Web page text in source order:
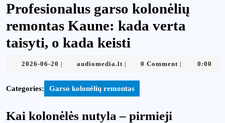
Profesionalus garso kolonėlių
remontas Kaune: kada verta
taisyti, o kada keisti
2026-06-20 2026-
20
audiomedia.lt audiomedia.lt
0 Comment 0:00
Categories: Garso kolonėlių remontas
Kai kolonėlės nutyla – pirmieji